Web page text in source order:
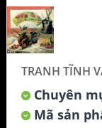
TRANH TĨNH
Chuyên
Mã sản